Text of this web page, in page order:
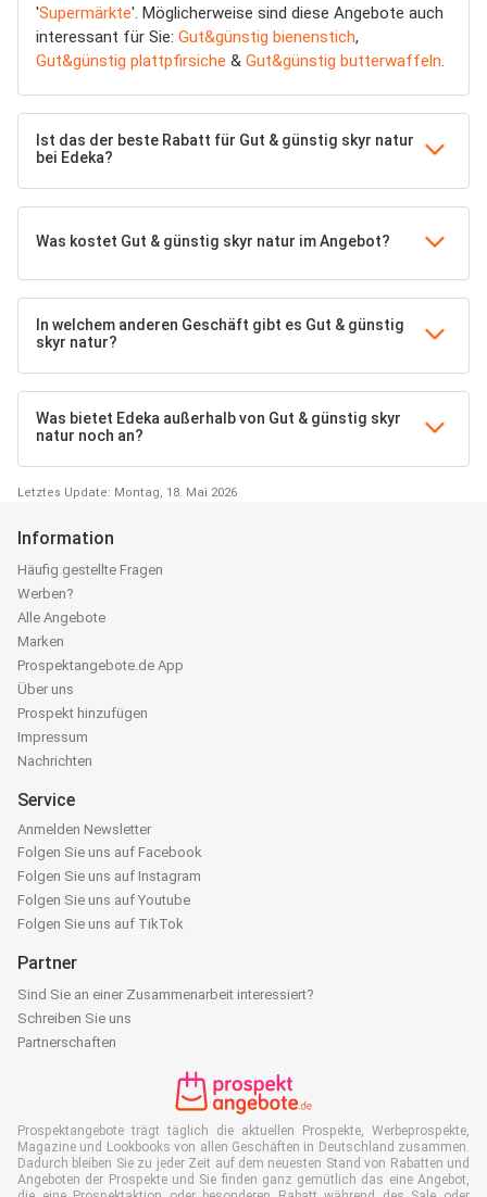
'Supermärkte'. Möglicherweise sind diese Angebote auch
interessant für Sie: Gut&günstig bienenstich,
Gut&günstig plattpfirsiche & Gut&günstig butterwaffeln.
Ist das der beste Rabatt für Gut & günstig skyr natur
bei Edeka?
Was kostet Gut & günstig skyr natur im Angebot?
In welchem anderen Geschäft gibt es Gut & günstig
skyr natur?
Was bietet Edeka außerhalb von Gut & günstig skyr
natur noch an?
Letztes Update: Montag, 18. Mai 2026
Information
Häufig gestellte Fragen
Werben?
Alle Angebote
Marken
Prospektangebote.de App
Über uns
Prospekt hinzufügen
Impressum
Nachrichten
Service
Anmelden Newsletter
Folgen Sie uns auf Facebook
Folgen Sie uns auf Instagram
Folgen Sie uns auf Youtube
Folgen Sie uns auf TikTok
Partner
Sind Sie an einer Zusammenarbeit interessiert?
Schreiben Sie uns
Partnerschaften
Prospektangebote trägt täglich die aktuellen Prospekte, Werbeprospekte,
Magazine und Lookbooks von allen Geschäften in Deutschland zusammen.
Dadurch bleiben Sie zu jeder Zeit auf dem neuesten Stand von Rabatten und
Angeboten der Prospekte und Sie finden ganz gemütlich das eine Angebot,